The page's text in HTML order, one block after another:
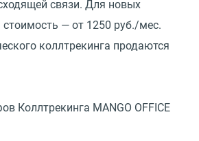
связи. Для новых
стоимость — от 1250 руб./мес.
коллтрекинга продаются
Коллтрекинга MANGO OFFICE